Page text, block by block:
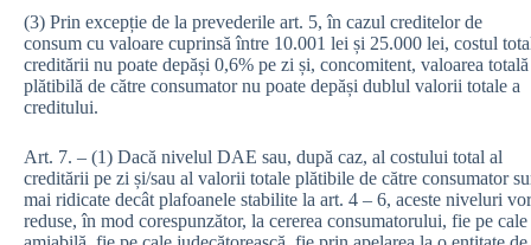
(3) Prin excepție de la prevederile art. 5, în cazul creditelor de
consum cu valoare cuprinsă între 10.001 lei și 25.000 lei, costul
creditării nu poate depăși 0,6% pe zi și, concomitent, valoarea totală
plătibilă de către consumator nu poate depăși dublul valorii totale a
creditului.
Art. 7. – (1) Dacă nivelul DAE sau, după caz, al costului total al
creditării pe zi și/sau al valorii totale plătibile de către consumator
mai ridicate decât plafoanele stabilite la art. 4 – 6, aceste niveluri
reduse, în mod corespunzător, la cererea consumatorului, fie pe cale